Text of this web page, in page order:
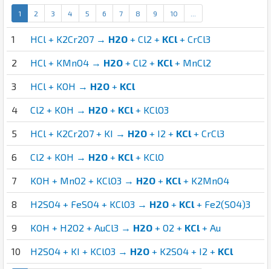
1 2 3 4 5 6 7 8 9 10
1 HCl + K2Cr2O7 → H2O + Cl2 + KCl+ CrCl3
2 HCl + KMnO4 → H2O + Cl2 + KCl+ MnCl2
3 HCl + KOH → H2O + KCl
4 Cl2 + KOH → H2O + KCl+ KClO3
5 HCl + K2Cr2O7 + KI → H2O + I2 + KCl+ CrCl3
6 Cl2 + KOH → H2O + KCl+ KClO
7 KOH + MnO2 + KClO3 → H2O + KCl+ K2MnO4
8 H2SO4 + FeSO4 + KClO3 → H2O + KCl+ Fe2(SO4)3
9 KOH + H2O2 + AuCl3 → H2O + O2 + KCl+ Au
10 H2SO4 + KI + KClO3 → H2O + K2SO4 + I2 + KCl